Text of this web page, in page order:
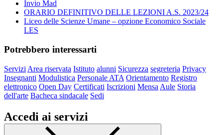
Invio Mad
ORARIO DEFINITIVO DELLE LEZIONI A.S. 2023/24
Liceo delle Scienze Umane – opzione Economico Sociale
LES
Potrebbero interessarti
Servizi Area riservata Istituto alunni Sicurezza segreteria Privacy
Insegnanti Modulistica Personale ATA Orientamento Registro
elettronico Open Day Certificati Iscrizioni Mensa Aule Storia
dell'arte Bacheca sindacale Sedi
Accedi ai servizi